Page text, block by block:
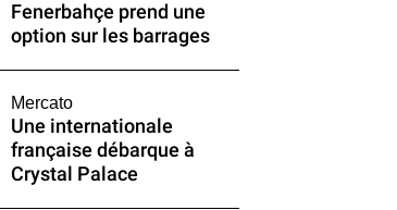
Fenerbahçe prend une
option sur les barrages
Mercato
Une internationale
française débarque à
Crystal Palace